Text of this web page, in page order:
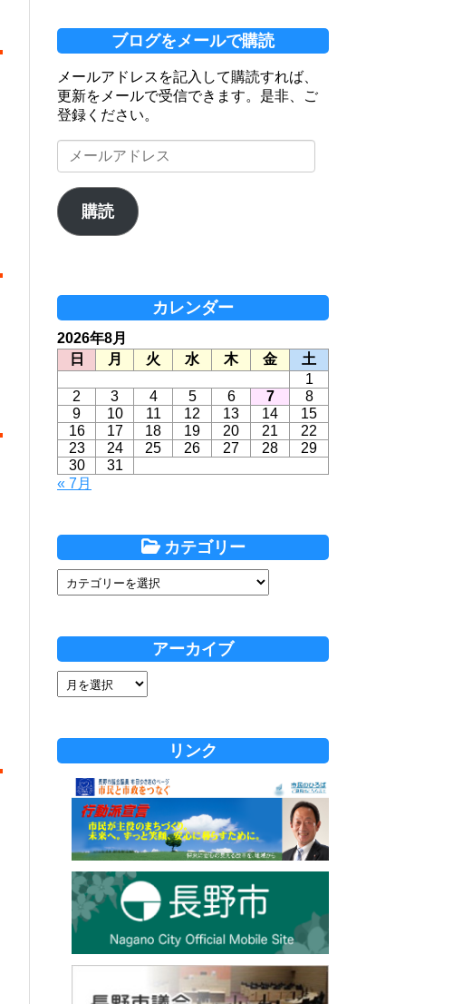
ブログをメールで購読
メールアドレスを記入して購読すれば、
更新をメールで受信できます。是非、ご
登録ください。
メ
ー
ア
ド
購読
カレンダー
2026年8月
日
月 火 水 木 金
土
1
2
3 4 5 6 7
8
9
10 11 12 13 14
15
16
17 18 19 20 21
22
23
24 25 26 27 28
29
30
31
« 7月
カテゴリー
アーカイブ
リンク